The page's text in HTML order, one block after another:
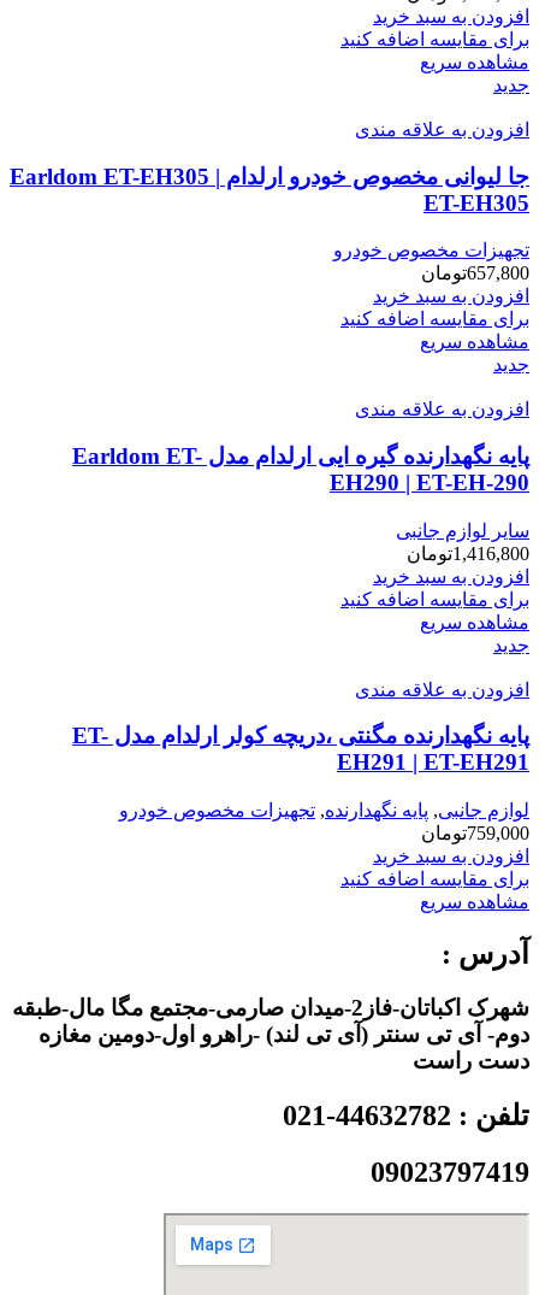
افزودن به سبد خرید
برای مقایسه اضافه کنید
مشاهده سریع
جدید
افزودن به علاقه مندی
جا لیوانی مخصوص خودرو ارلدام Earldom ET-EH305 |
ET-EH305
تجهیزات مخصوص خودرو
657,800تومان
افزودن به سبد خرید
برای مقایسه اضافه کنید
مشاهده سریع
جدید
افزودن به علاقه مندی
پایه نگهدارنده گیره ایی ارلدام مدل Earldom ET-
EH290 | ET-EH-290
سایر لوازم جانبی
1,416,800تومان
افزودن به سبد خرید
برای مقایسه اضافه کنید
مشاهده سریع
جدید
افزودن به علاقه مندی
پایه نگهدارنده مگنتی ،دریچه کولر ارلدام مدل ET-
EH291 | ET-EH291
لوازم جانبی, پایه نگهدارنده, تجهیزات مخصوص خودرو
759,000تومان
افزودن به سبد خرید
برای مقایسه اضافه کنید
مشاهده سریع
آدرس :
شهرک اکباتان-فاز2-میدان صارمی-مجتمع مگا مال-طبقه
دوم- آی تی سنتر (آی تی لند) -راهرو اول-دومین مغازه
دست راست
تلفن : 44632782-021
09023797419